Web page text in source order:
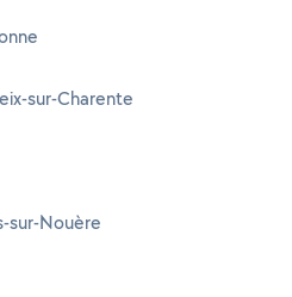
sur-Charente
sur-Nouère